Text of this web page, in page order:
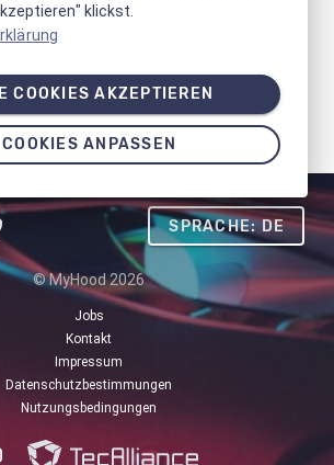
SPRACHE: DE
© MyHood 2026
Jobs
Kontakt
Impressum
Datenschutzbestimmungen
Nutzungsbedingungen
klickst.
COOKIES AKZEPTIEREN
COOKIES ANPASSEN